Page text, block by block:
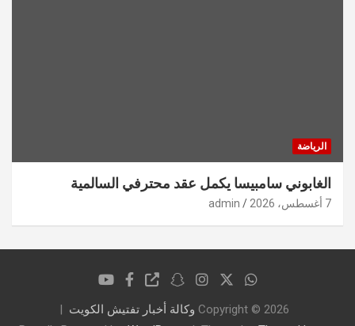
الرياضة
الغابوني سامبيسا يكمل عقد محترفي السالمية
7 أغسطس، 2026 admin
Copyright © 2026 وكالة أخبار تفتيش الكويت